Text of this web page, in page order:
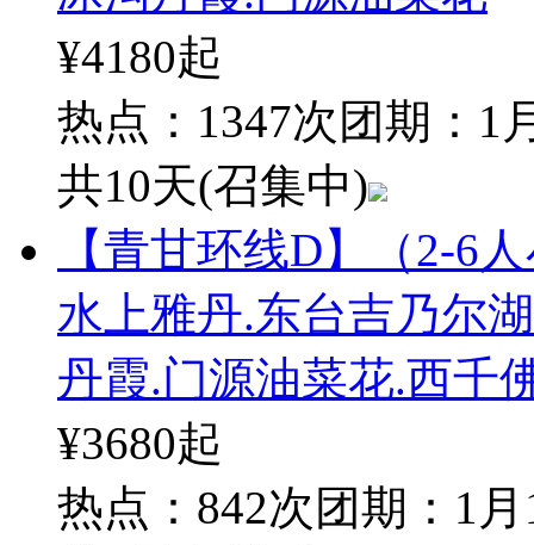
¥4180起
热点：1347次 团期：1
共10天(召集中)
【青甘环线D】（2-6
水上雅丹.东台吉乃尔
丹霞.门源油菜花.西千
¥3680起
热点：842次 团期：1